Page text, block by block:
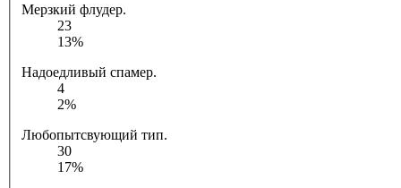
Мерзкий флудер.
23
13%
Надоедливый спамер.
4
2%
Любопытсвующий тип.
30
17%